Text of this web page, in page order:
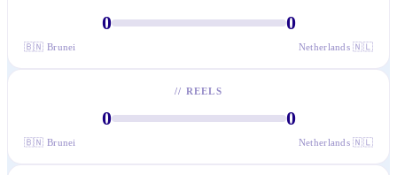
0 0
🇧🇳 Brunei Netherlands 🇳🇱
// REELS
0 0
🇧🇳 Brunei Netherlands 🇳🇱